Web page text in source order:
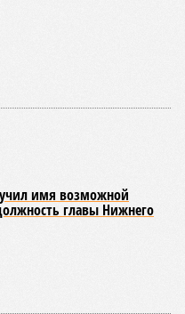
имя возможной
главы Нижнего